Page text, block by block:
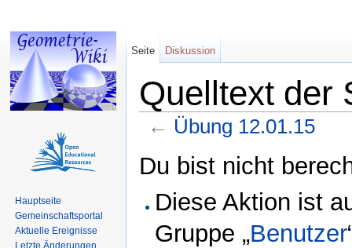
Quelltext der
← Übung 12.01.15
Du bist nicht
Diese Aktion ist
Gruppe „Benutzer
Seite Diskussion
Hauptseite
Gemeinschaftsportal
Aktuelle Ereignisse
Letzte Änderungen